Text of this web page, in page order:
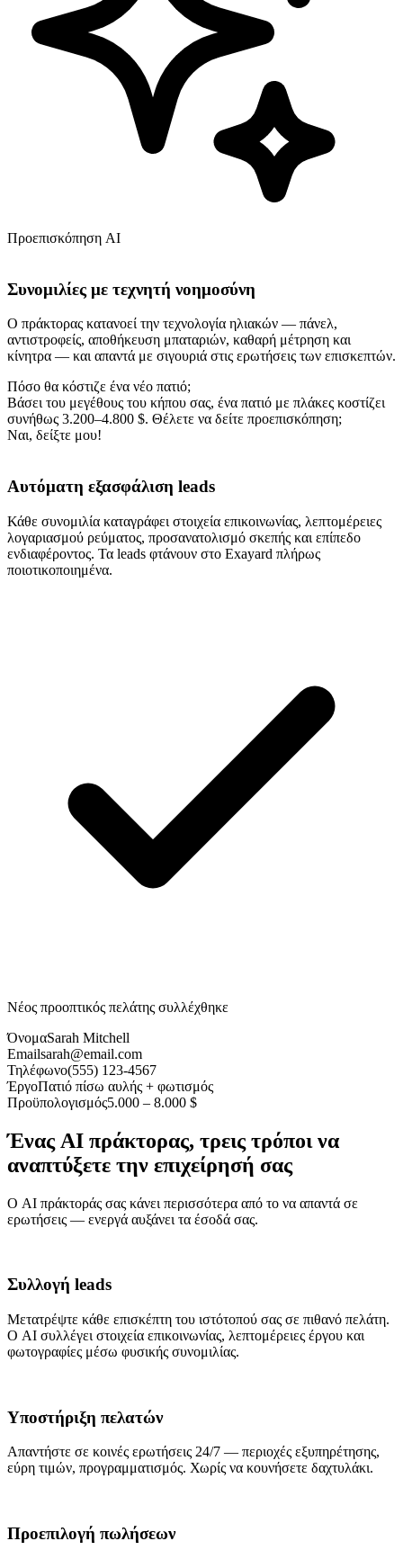
Προεπισκόπηση AI
Συνομιλίες με τεχνητή νοημοσύνη
Ο πράκτορας κατανοεί την τεχνολογία ηλιακών — πάνελ,
αντιστροφείς, αποθήκευση μπαταριών, καθαρή μέτρηση και
κίνητρα — και απαντά με σιγουριά στις ερωτήσεις των επισκεπτών.
Πόσο θα κόστιζε ένα νέο πατιό;
Βάσει του μεγέθους του κήπου σας, ένα πατιό με πλάκες κοστίζει
συνήθως 3.200–4.800 $. Θέλετε να δείτε προεπισκόπηση;
Ναι, δείξτε μου!
Αυτόματη εξασφάλιση leads
Κάθε συνομιλία καταγράφει στοιχεία επικοινωνίας, λεπτομέρειες
λογαριασμού ρεύματος, προσανατολισμό σκεπής και επίπεδο
ενδιαφέροντος. Τα leads φτάνουν στο Exayard πλήρως
ποιοτικοποιημένα.
Νέος προοπτικός πελάτης συλλέχθηκε
ΌνομαSarah Mitchell
Emailsarah@email.com
Τηλέφωνο(555) 123-4567
ΈργοΠατιό πίσω αυλής + φωτισμός
Προϋπολογισμός5.000 – 8.000 $
Ένας AI πράκτορας, τρεις τρόποι να
αναπτύξετε την επιχείρησή σας
Ο AI πράκτοράς σας κάνει περισσότερα από το να απαντά σε
ερωτήσεις — ενεργά αυξάνει τα έσοδά σας.
Συλλογή leads
Μετατρέψτε κάθε επισκέπτη του ιστότοπού σας σε πιθανό πελάτη.
Ο AI συλλέγει στοιχεία επικοινωνίας, λεπτομέρειες έργου και
φωτογραφίες μέσω φυσικής συνομιλίας.
Υποστήριξη πελατών
Απαντήστε σε κοινές ερωτήσεις 24/7 — περιοχές εξυπηρέτησης,
εύρη τιμών, προγραμματισμός. Χωρίς να κουνήσετε δαχτυλάκι.
Προεπιλογή πωλήσεων